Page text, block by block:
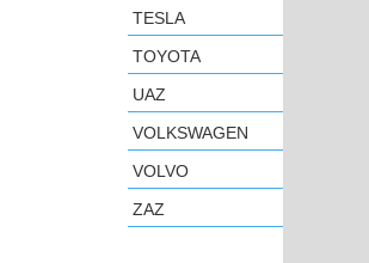
TESLA
TOYOTA
UAZ
VOLKSWAGEN
VOLVO
ZAZ